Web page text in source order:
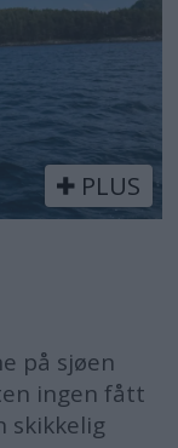
PLUS
på sjøen
ingen fått
skikkelig